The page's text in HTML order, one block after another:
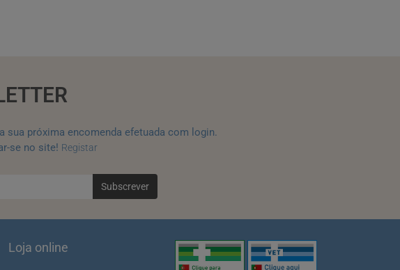
sua próxima encomenda efetuada com login.
se no site! Registar
Subscrever
Loja online